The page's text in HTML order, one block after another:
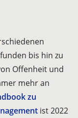
bis hin zu
Offenheit und
mehr an
zu
ist 2022